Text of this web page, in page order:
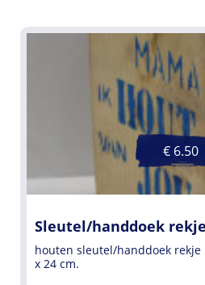
Sleutel/handdoek rekje
houten sleutel/handdoek rekje
x 24 cm.
€ 6.50